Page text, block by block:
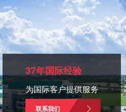
应用领域
工具与资源
新闻媒体
为什么选择科禄格
37年国际经验
为国际客户提供服务
联系我们